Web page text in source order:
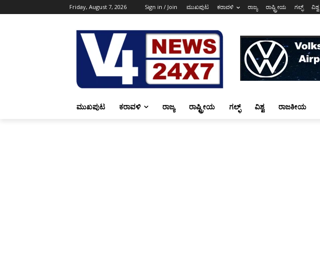
Friday, August 7, 2026 Sign in / Join ಮುಖಪುಟ ಕರಾವಳಿ ರಾಜ್ಯ ರಾಷ್ಟ್ರೀಯ ಗಲ್ಫ್ ವಿಶ್ವ
ಮುಖಪುಟ ಕರಾವಳಿ ರಾಜ್ಯ ರಾಷ್ಟ್ರೀಯ ಗಲ್ಫ್ ವಿಶ್ವ ರಾಜಕೀಯ